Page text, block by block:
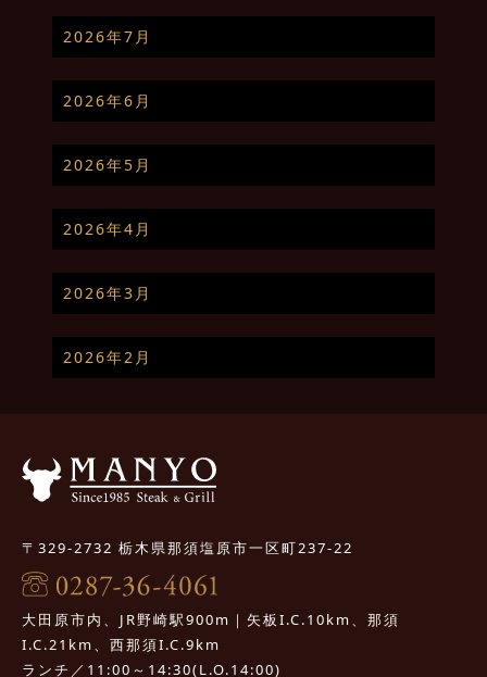
2026年7月
2026年6月
2026年5月
2026年4月
2026年3月
2026年2月
〒329-2732 栃木県那須塩原市一区町237-22
大田原市内、JR野崎駅900m｜矢板I.C.10km、那須
I.C.21km、西那須I.C.9km
ランチ／11:00～14:30(L.O.14:00)